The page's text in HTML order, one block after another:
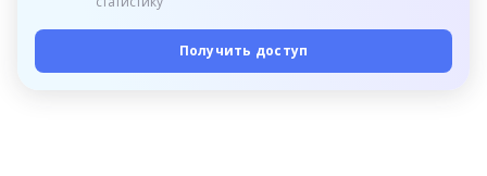
Получить доступ